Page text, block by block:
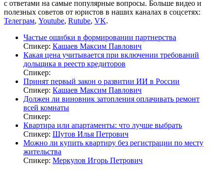
с ответами на самые популярные вопросы. Больше видео и
полезных советов от юристов в наших каналах в соцсетях:
Телеграм, Youtube, Rutube, VK.
Частые ошибки в формировании партнерства
Спикер: Кашаев Максим Павлович
Какая цена учитывается при включении требований
дольщика в реестр кредиторов
Спикер:
Принят первый закон о развитии ИИ в России
Спикер: Кашаев Максим Павлович
Должен ли виновник затопления оплачивать ремонт
всей комнаты
Спикер:
Квартира или апартаменты: что лучше выбрать
Спикер: Шутов Илья Петрович
Можно ли купить квартиру без регистрации по месту
жительства
Спикер: Меркулов Игорь Петрович